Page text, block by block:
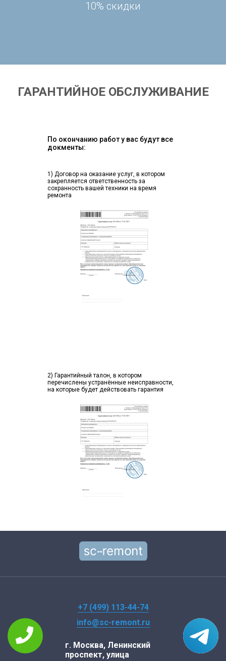
10% скидки
ГАРАНТИЙНОЕ ОБСЛУЖИВАНИЕ
По окончанию работ у вас будут все
докменты:
1) Договор на оказание услуг, в котором
закрепляется ответственность за
сохранность вашей техники на время
ремонта
2) Гарантийный талон, в котором
перечислены устранённые неисправности,
на которые будет действовать гарантия
+7 (499) 113-44-74
info@sc-remont.ru
г. Москва, Ленинский
проспект, улица